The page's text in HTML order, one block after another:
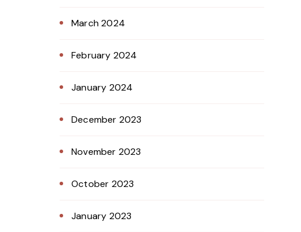
March 2024
February 2024
January 2024
December 2023
November 2023
October 2023
January 2023